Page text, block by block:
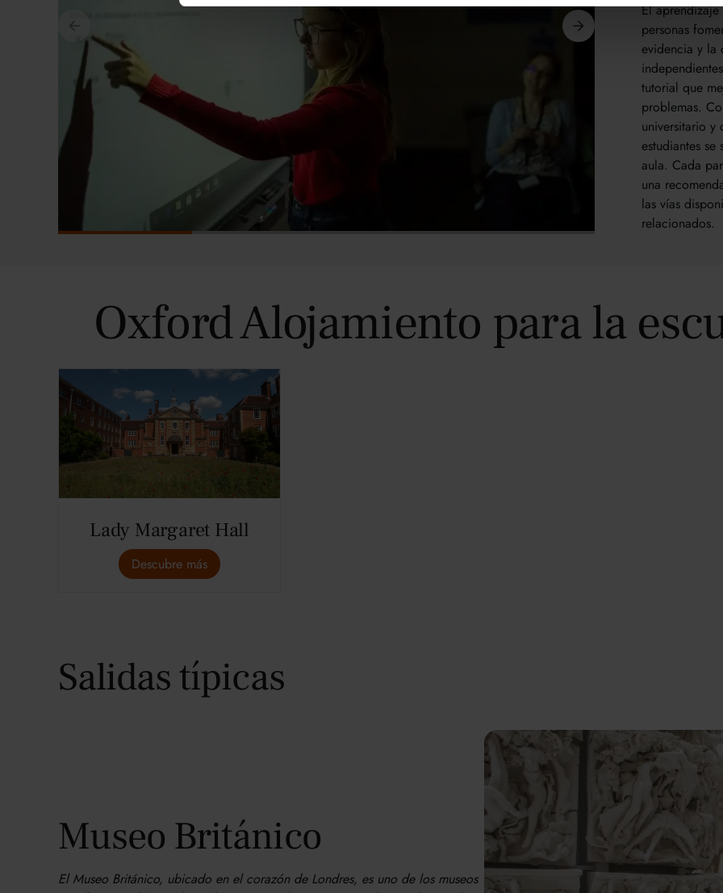
El
personas
evidencia y la
tutorial que
problemas.
universitario y
estudiantes
aula. Cada
una
las vías
relacionados.
Oxford Alojamiento para la
Lady Margaret Hall
Descubre más
Museo Británico
El Museo Británico, ubicado en el corazón de Londres, es uno de los museos
Salidas típicas